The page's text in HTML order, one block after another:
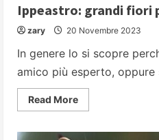
Ippeastro: grandi fiori
zary 20 Novembre 2023
In genere lo si scopre
amico più esperto, oppure
Read MoreRead
more